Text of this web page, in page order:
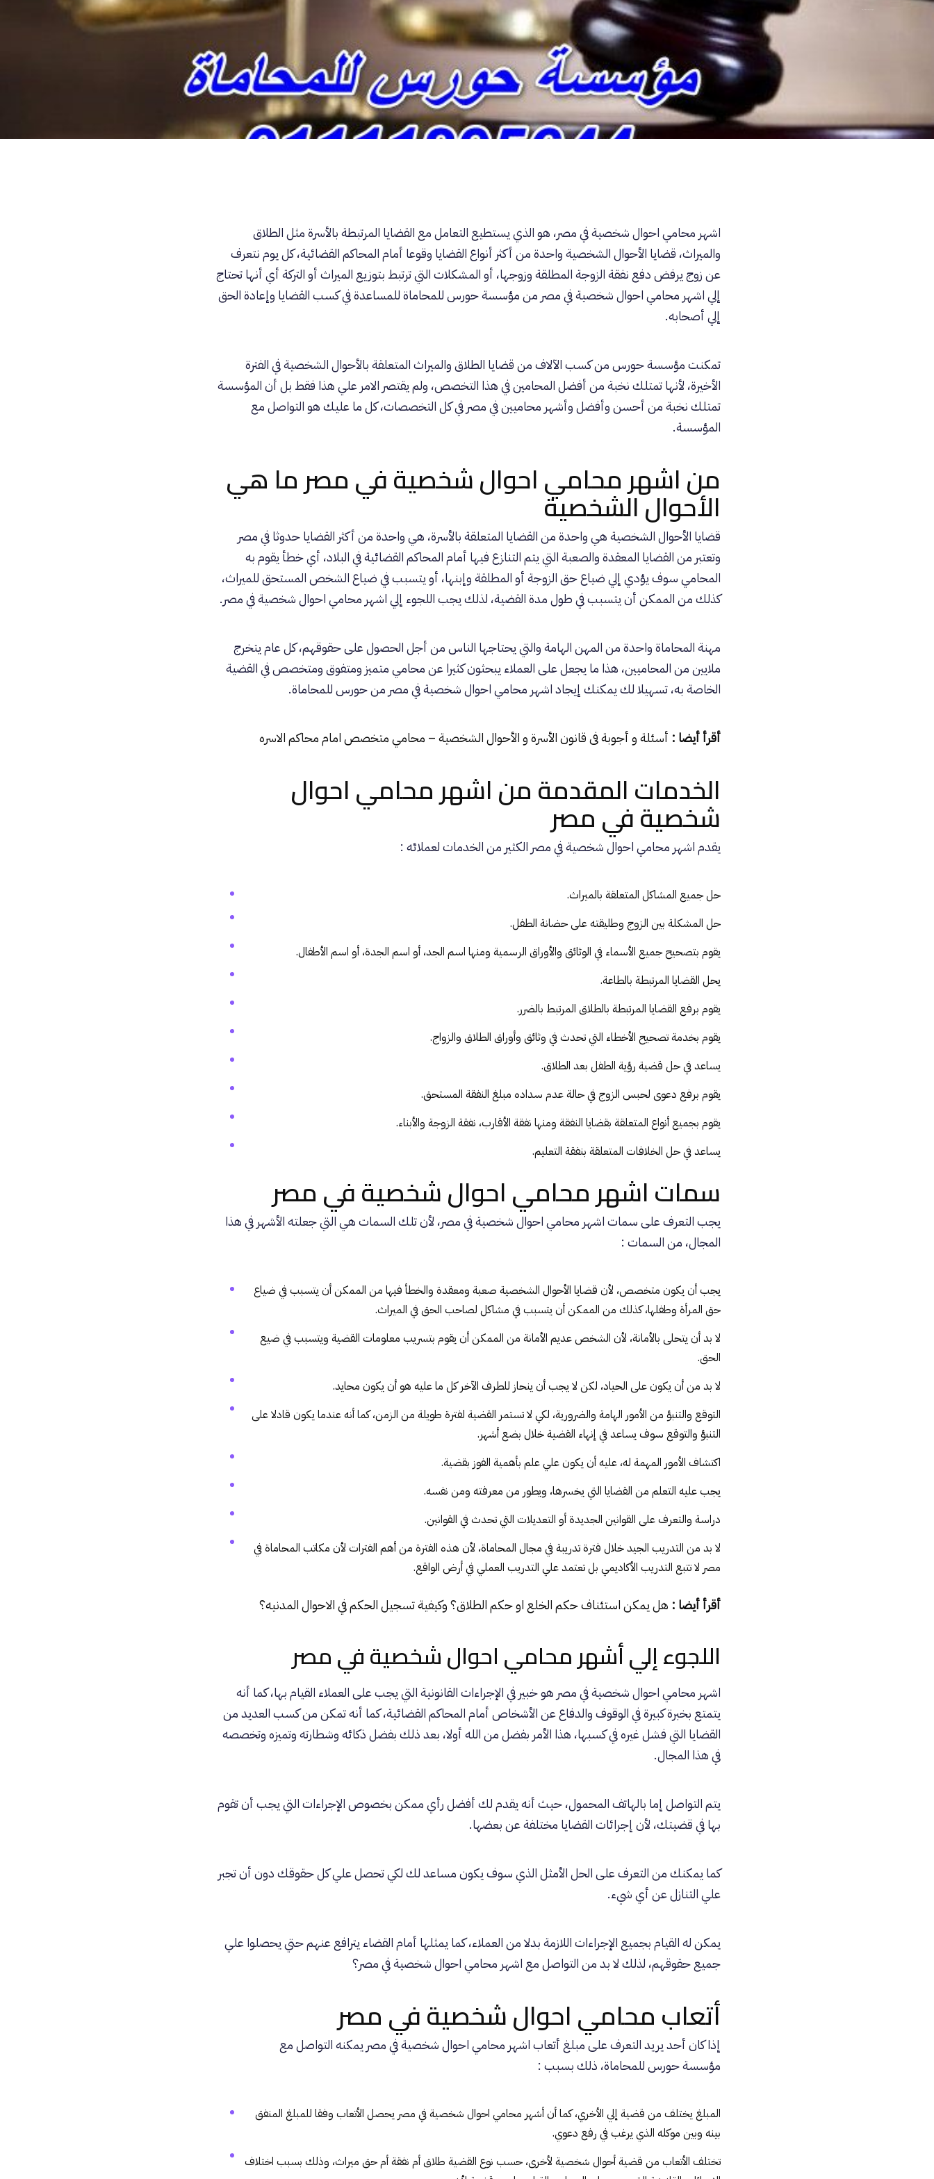
اشهر محامي احوال شخصية في مصر، هو الذي يستطيع التعامل مع القضايا المرتبطة بالأسرة مثل الطلاق
والميراث، قضايا الأحوال الشخصية واحدة من أكثر أنواع القضايا وقوعا أمام المحاكم القضائية، كل يوم نتعرف
عن زوج يرفض دفع نفقة الزوجة المطلقة وزوجها، أو المشكلات التي ترتبط بتوزيع الميراث أو التركة أي أنها تحتاج
إلي اشهر محامي احوال شخصية في مصر منمؤسسة حورس للمحاماةللمساعدة في كسب القضايا وإعادة الحق
إلي أصحابه.
تمكنتمؤسسة حورسمن كسب الآلاف من قضايا الطلاق والميراث المتعلقة بالأحوال الشخصية في الفترة
الأخيرة، لأنها تمتلك نخبة من أفضل المحامين في هذا التخصص، ولم يقتصر الامر علي هذا فقط بل أن المؤسسة
تمتلك نخبة من أحسن وأفضل وأشهر محاميين في مصر في كل التخصصات، كل ما عليك هو التواصل مع
المؤسسة.
من اشهر محامي احوال شخصية في مصر ما هي
الأحوال الشخصية
قضايا الأحوال الشخصية هي واحدة من القضايا المتعلقة بالأسرة، هي واحدة من أكثر القضايا حدوثا في مصر
وتعتبر من القضايا المعقدة والصعبة التي يتم التنازع فيها أمام المحاكم القضائية في البلاد، أي خطأ يقوم به
المحامي سوف يؤدي إلي ضياع حق الزوجة أو المطلقة وإبنها، أو يتسبب في ضياع الشخص المستحق للميراث،
كذلك من الممكن أن يتسبب في طول مدة القضية، لذلك يجب اللجوء إلي اشهر محامي احوال شخصية في مصر.
مهنة المحاماة واحدة من المهن الهامة والتي يحتاجها الناس من أجل الحصول على حقوقهم، كل عام يتخرج
ملايين من المحاميين، هذا ما يجعل على العملاء يبحثون كثيرا عن محامي متميز ومتفوق ومتخصص في القضية
الخاصة به، تسهيلا لك يمكنك إيجاد اشهر محامي احوال شخصية في مصر من حورس للمحاماة.
أقرأ أيضا : أسئلة و أجوبة فى قانون الأسرة و الأحوال الشخصية – محامي متخصص امام محاكم الاسره
الخدمات المقدمة من اشهر محامي احوال
شخصية في مصر
يقدم اشهر محامي احوال شخصية في مصر الكثير من الخدمات لعملائه :
حل جميع المشاكل المتعلقة بالميراث.
حل المشكلة بين الزوج وطليقته على حضانة الطفل.
يقوم بتصحيح جميع الأسماء في الوثائق والأوراق الرسمية ومنها اسم الجد، أو اسم الجدة، أو اسم الأطفال.
يحل القضايا المرتبطة بالطاعة.
يقوم برفع القضايا المرتبطة بالطلاق المرتبط بالضرر.
يقوم بخدمة تصحيح الأخطاء التي تحدث في وثائق وأوراق الطلاق والزواج.
يساعد في حل قضية رؤية الطفل بعد الطلاق.
يقوم برفع دعوى لحبس الزوج في حالة عدم سداده مبلغ النفقة المستحق.
يقوم بجميع أنواع المتعلقة بقضايا النفقة ومنها نفقة الأقارب، نفقة الزوجة والأبناء.
يساعد في حل الخلافات المتعلقة بنفقة التعليم.
سمات اشهر محامي احوال شخصية في مصر
يجب التعرف على سمات اشهر محامي احوال شخصية في مصر، لأن تلك السمات هي التي جعلته الأشهر في هذا
المجال، من السمات :
يجب أن يكون متخصص، لأن قضايا الأحوال الشخصية صعبة ومعقدة والخطأ فيها من الممكن أن يتسبب في ضياع
حق المرأة وطفلها، كذلك من الممكن أن يتسبب في مشاكل لصاحب الحق في الميراث.
لا بد أن يتحلى بالأمانة، لأن الشخص عديم الأمانة من الممكن أن يقوم بتسريب معلومات القضية ويتسبب في ضيع
الحق.
لا بد من أن يكون على الحياد، لكن لا يجب أن ينحاز للطرف الآخر كل ما عليه هو أن يكون محايد.
التوقع والتنبؤ من الأمور الهامة والضرورية، لكي لا تستمر القضية لفترة طويلة من الزمن، كما أنه عندما يكون قادلا على
التنبؤ والتوقع سوف يساعد في إنهاء القضية خلال بضع أشهر.
اكتشاف الأمور المهمة له، عليه أن يكون علي علم بأهمية الفوز بقضية.
يجب عليه التعلم من القضايا التي يخسرها، ويطور من معرفته ومن نفسه.
دراسة والتعرف على القوانين الجديدة أو التعديلات التي تحدث في القوانين.
لا بد من التدريب الجيد خلال فترة تدريبة في مجال المحاماة، لأن هذه الفترة من أهم الفترات لأن مكاتب المحاماة في
مصر لا تتبع التدريب الأكاديمي بل تعتمد علي التدريب العملي في أرض الواقع.
أقرأ أيضا : هل يمكن استئناف حكم الخلع او حكم الطلاق؟ وكيفية تسجيل الحكم في الاحوال المدنيه؟
اللجوء إلي أشهر محامي احوال شخصية في مصر
اشهر محامي احوال شخصية في مصر هو خبير في الإجراءات القانونية التي يجب على العملاء القيام بها، كما أنه
يتمتع بخبرة كبيرة في الوقوف والدفاع عن الأشخاص أمام المحاكم القضائية، كما أنه تمكن من كسب العديد من
القضايا التي فشل غيره في كسبها، هذا الأمر بفضل من الله أولا، بعد ذلك بفضل ذكائه وشطارته وتميزه وتخصصه
في هذا المجال.
يتم التواصل إما بالهاتف المحمول، حيث أنه يقدم لك أفضل رأي ممكن بخصوص الإجراءات التي يجب أن تقوم
بها في قضيتك، لأن إجرائات القضايا مختلفة عن بعضها.
كما يمكنك من التعرف على الحل الأمثل الذي سوف يكون مساعد لك لكي تحصل علي كل حقوقك دون أن تجبر
علي التنازل عن أي شيء.
يمكن له القيام بجميع الإجراءات اللازمة بدلا من العملاء، كما يمثلها أمام القضاء يترافع عنهم حتي يحصلوا علي
جميع حقوقهم، لذلك لا بد من التواصل مع اشهر محامي احوال شخصية في مصر؟
أتعاب محامي احوال شخصية في مصر
إذا كان أحد يريد التعرف على مبلغ أتعاب اشهر محامي احوال شخصية في مصر يمكنه التواصل مع
مؤسسة حورس للمحاماة، ذلك بسبب :
المبلغ يختلف من قضية إلي الأخري، كما أن أشهر محامي احوال شخصية في مصر يحصل الأتعاب وفقا للمبلغ المنفق
بينه وبين موكله الذي يرغب في رفع دعوي.
تختلف الأتعاب من قضية أحوال شخصية لأخرى، حسب نوع القضية طلاق أم نفقة أم حق ميراث، وذلك بسبب اختلاف